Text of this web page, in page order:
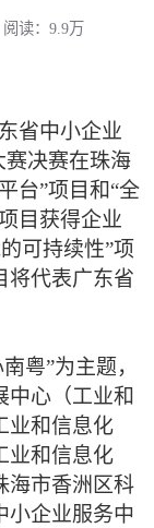
读：9.9万
省中小企业
赛决赛在珠海
台”项目和“全
目获得企业
可持续性”项
将代表广东省
粤”为主题，
中心（工业和
业和信息化
业和信息化
海市香洲区科
小企业服务中